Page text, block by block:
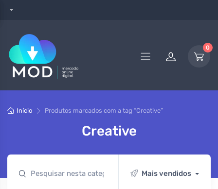
0
Início Produtos marcados com a tag “Creative”
Creative
Mais vendidos